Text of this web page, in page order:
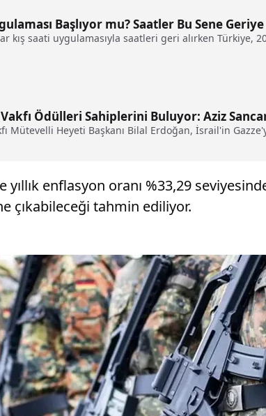
Başlıyor mu? Saatler Bu Sene Geriye
kış saati uygulamasıyla saatleri geri alırken Türkiye,
Ödülleri Sahiplerini Buluyor: Aziz
Mütevelli Heyeti Başkanı Bilal Erdoğan, İsrail'in
yıllık enflasyon oranı %33,29
çıkabileceği tahmin ediliyor.